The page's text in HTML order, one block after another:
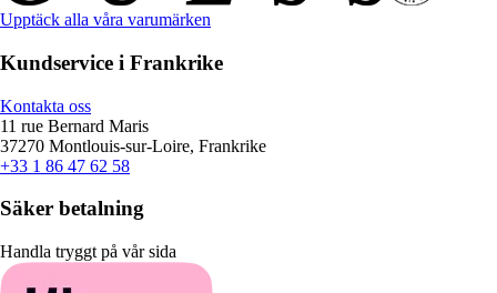
Upptäck alla våra varumärken
Kundservice i Frankrike
Kontakta oss
11 rue Bernard Maris
37270 Montlouis-sur-Loire, Frankrike
+33 1 86 47 62 58
Säker betalning
Handla tryggt på vår sida